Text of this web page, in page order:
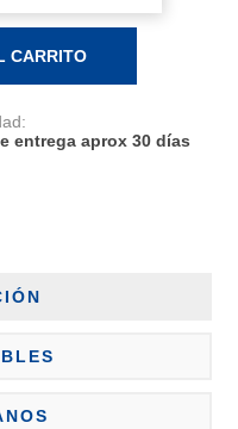
CARRITO
entrega aprox 30 días